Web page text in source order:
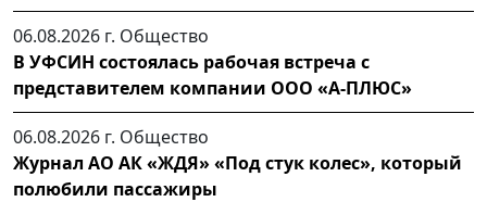
06.08.2026 г. Общество
В УФСИН состоялась рабочая встреча с
представителем компании ООО «А-ПЛЮС»
06.08.2026 г. Общество
Журнал АО АК «ЖДЯ» «Под стук колес», который
полюбили пассажиры